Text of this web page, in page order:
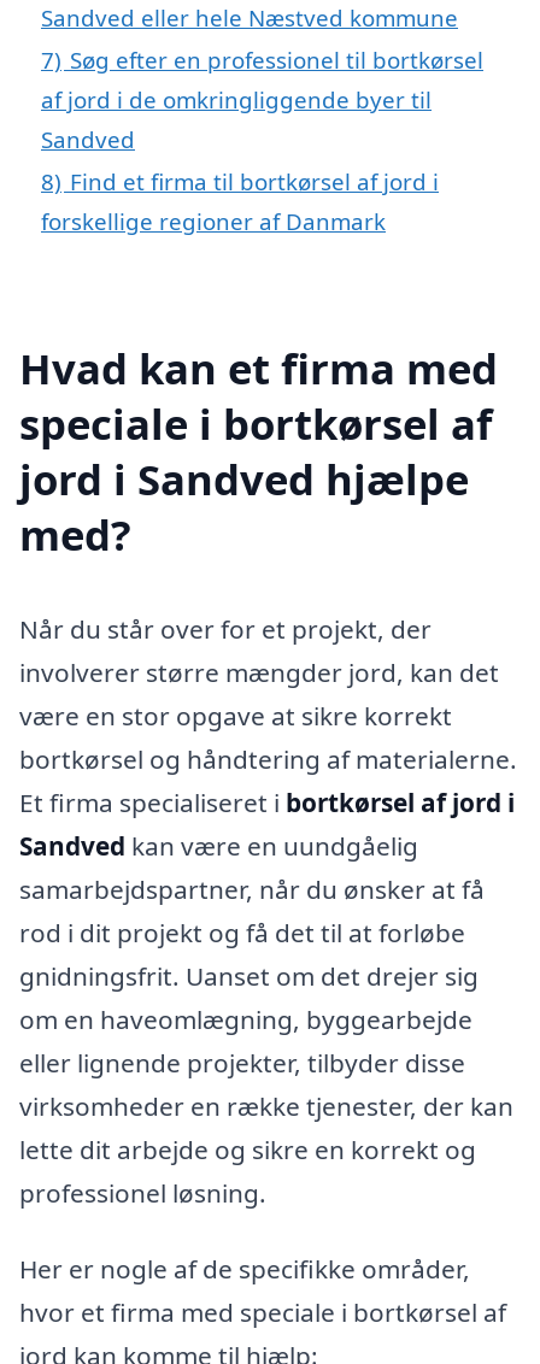
Sandved eller hele Næstved kommune
7) Søg efter en professionel til bortkørsel
af jord i de omkringliggende byer til
Sandved
8) Find et firma til bortkørsel af jord i
forskellige regioner af Danmark
Hvad kan et firma med
speciale i bortkørsel af
jord i Sandved hjælpe
med?
Når du står over for et projekt, der
involverer større mængder jord, kan det
være en stor opgave at sikre korrekt
bortkørsel og håndtering af materialerne.
Et firma specialiseret i bortkørsel af jord i
Sandved kan være en uundgåelig
samarbejdspartner, når du ønsker at få
rod i dit projekt og få det til at forløbe
gnidningsfrit. Uanset om det drejer sig
om en haveomlægning, byggearbejde
eller lignende projekter, tilbyder disse
virksomheder en række tjenester, der kan
lette dit arbejde og sikre en korrekt og
professionel løsning.
Her er nogle af de specifikke områder,
hvor et firma med speciale i bortkørsel af
jord kan komme til hjælp: